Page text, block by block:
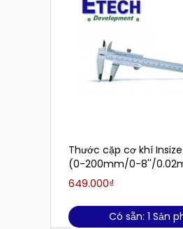
Thước cặp cơ khí Insize
(0-200mm/0-8''/
649.000₫
Có sẵn: 1 Sản